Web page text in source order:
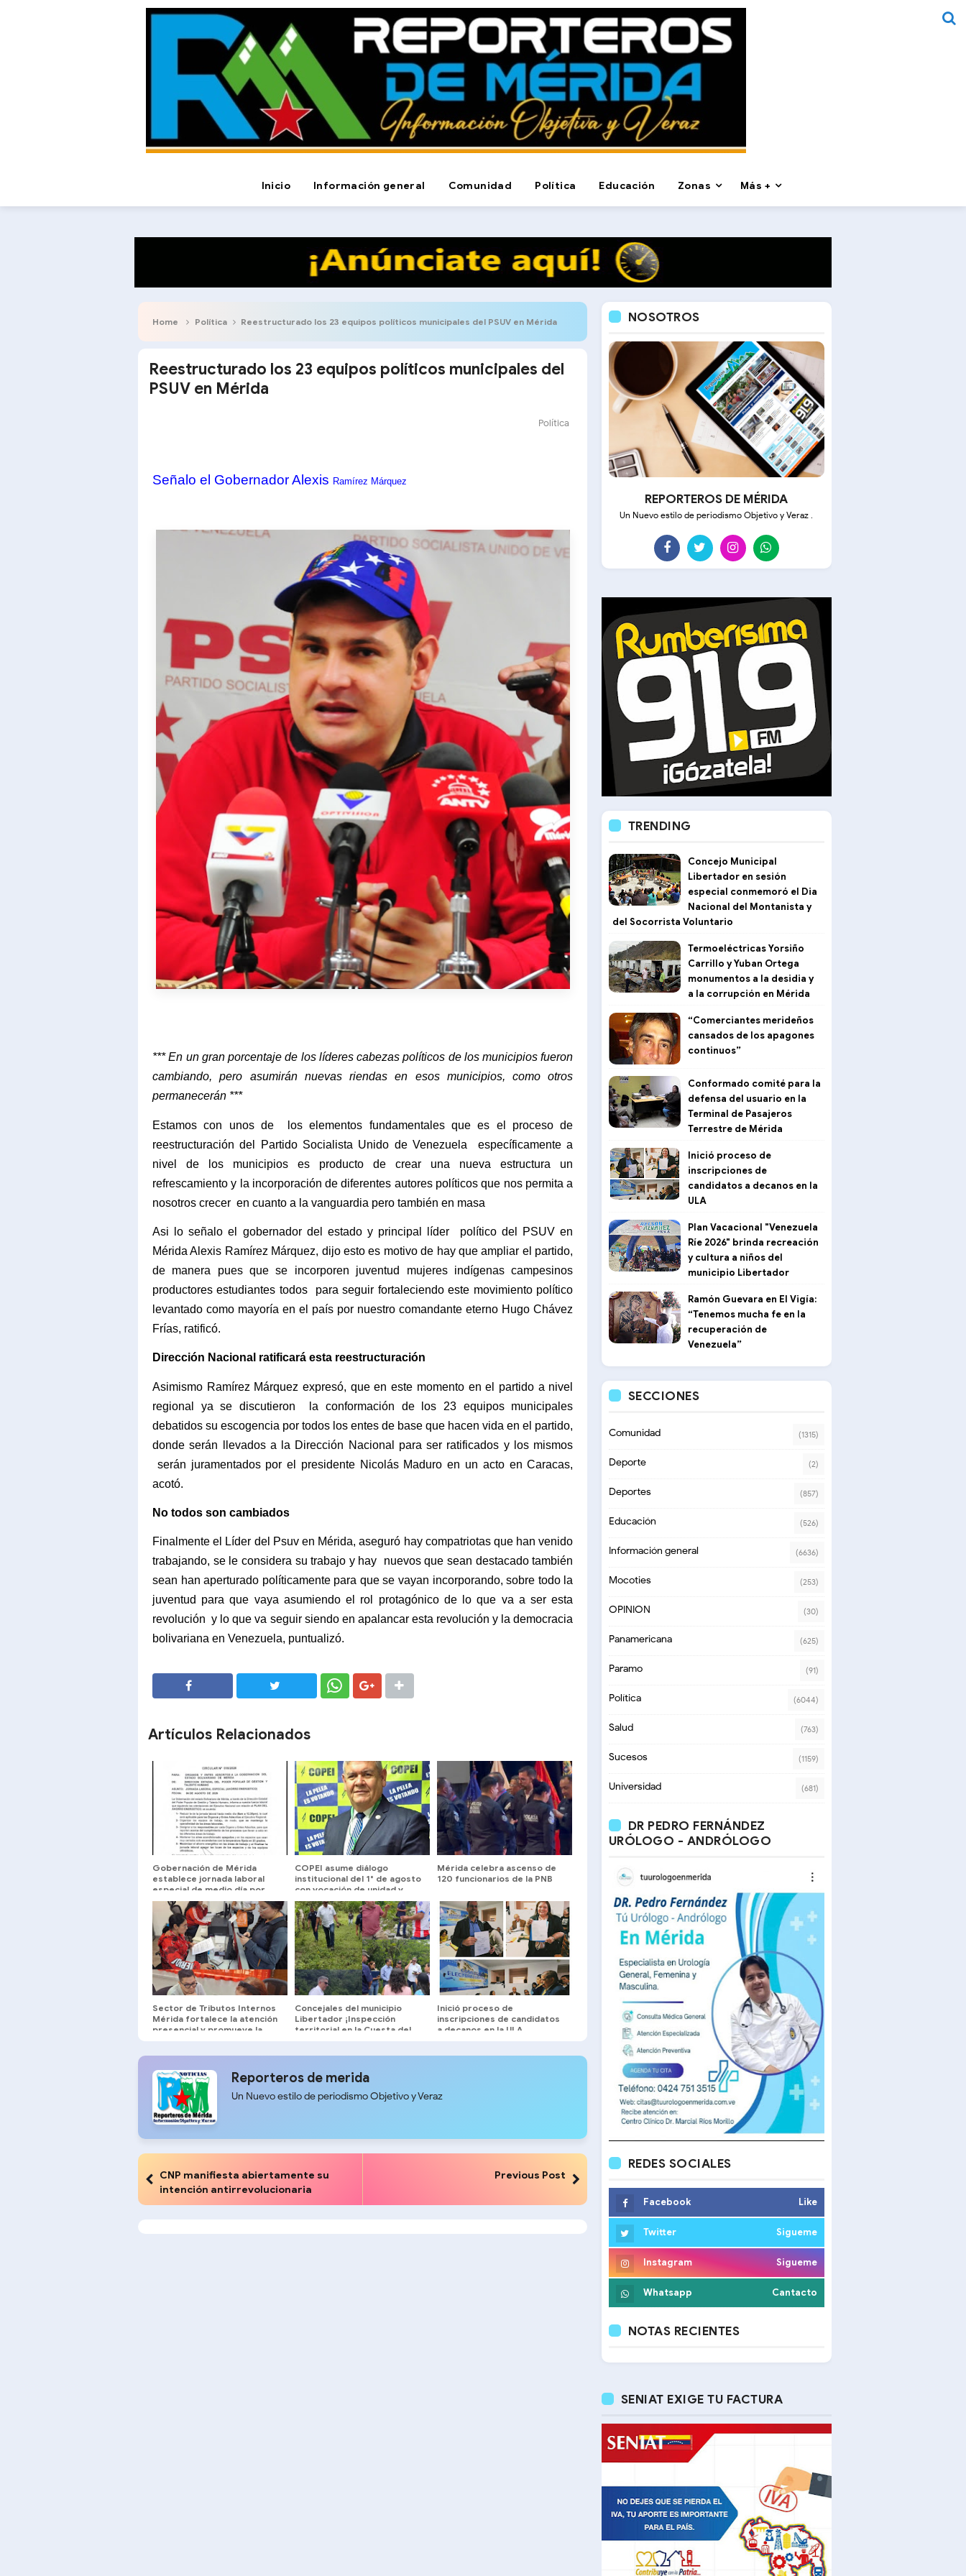
Inicio Información general Comunidad Política Educación Zonas Más +
Home Política Reestructurado los 23 equipos políticos municipales del PSUV en Mérida
Reestructurado los 23 equipos políticos municipales del
PSUV en Mérida
Política
Señalo el Gobernador Alexis Ramírez Márquez
*** En un gran porcentaje de los líderes cabezas políticos de los municipios fueron
cambiando, pero asumirán nuevas riendas en esos municipios, como otros
permanecerán ***
Estamos con unos de
los elementos fundamentales que es el proceso de
reestructuración del Partido Socialista Unido de Venezuela
específicamente a
nivel de los municipios es producto de crear una nueva estructura un
refrescamiento y la incorporación de diferentes autores políticos que nos permita a
nosotros crecer en cuanto a la vanguardia pero también en masa
Asi lo señalo el gobernador del estado y principal líder
político del PSUV en
Mérida Alexis Ramírez Márquez, dijo esto es motivo de hay que ampliar el partido,
de manera pues que se incorporen juventud mujeres indígenas campesinos
productores estudiantes todos
para seguir fortaleciendo este movimiento político
levantado como mayoría en el país por nuestro comandante eterno Hugo Chávez
Frías, ratificó.
Dirección Nacional ratificará esta reestructuración
Asimismo Ramírez Márquez expresó, que en este momento en el partido a nivel
regional ya se discutieron
la conformación de los 23 equipos municipales
debatidos su escogencia por todos los entes de base que hacen vida en el partido,
donde serán llevados a la Dirección Nacional para ser ratificados y los mismos
serán juramentados por el presidente Nicolás Maduro en un acto en Caracas,
acotó.
No todos son cambiados
Finalmente el Líder del Psuv en Mérida, aseguró hay compatriotas que han venido
trabajando, se le considera su trabajo y hay
nuevos que sean destacado también
sean han aperturado políticamente para que se vayan incorporando, sobre todo la
juventud para que vaya asumiendo el rol protagónico de lo que va a ser esta
revolución y lo que va seguir siendo en apalancar esta revolución y la democracia
bolivariana en Venezuela, puntualizó.
Artículos Relacionados
Gobernación de Mérida
establece jornada laboral
especial de medio día por
Plan de Ahorro Energético
COPEI asume diálogo
institucional del 1° de agosto
con vocación de unidad y
exigencia de resultados
concretos
Mérida celebra ascenso de
120 funcionarios de la PNB
Sector de Tributos Internos
Mérida fortalece la atención
presencial y promueve la
Concejales del municipio
Libertador ¡Inspección
territorial en la Cuesta del
Inició proceso de
inscripciones de candidatos
a decanos en la ULA
Reporteros de merida
Un Nuevo estilo de periodismo Objetivo y Veraz
CNP manifiesta abiertamente su
intención antirrevolucionaria
Previous Post
NOSOTROS
REPORTEROS DE MÉRIDA
Un Nuevo estilo de periodismo Objetivo y Veraz .
TRENDING
Concejo Municipal
Libertador en sesión
especial conmemoró el Dia
Nacional del Montanista y
del Socorrista Voluntario
Termoeléctricas Yorsiño
Carrillo y Yuban Ortega
monumentos a la desidia y
a la corrupción en Mérida
“Comerciantes merideños
cansados de los apagones
continuos”
Conformado comité para la
defensa del usuario en la
Terminal de Pasajeros
Terrestre de Mérida
Inició proceso de
inscripciones de
candidatos a decanos en la
ULA
Plan Vacacional "Venezuela
Ríe 2026" brinda recreación
y cultura a niños del
municipio Libertador
Ramón Guevara en El Vigía:
“Tenemos mucha fe en la
recuperación de
Venezuela”
SECCIONES
Comunidad (1315)
Deporte (2)
Deportes (857)
Educación (526)
Información general (6636)
Mocoties (253)
OPINION (30)
Panamericana (625)
Paramo (91)
Política (6044)
Salud (763)
Sucesos (1159)
Universidad (681)
DR PEDRO FERNÁNDEZ
URÓLOGO - ANDRÓLOGO
REDES SOCIALES
Facebook Like
Twitter Sigueme
Instagram Sigueme
Whatsapp Cantacto
NOTAS RECIENTES
SENIAT EXIGE TU FACTURA